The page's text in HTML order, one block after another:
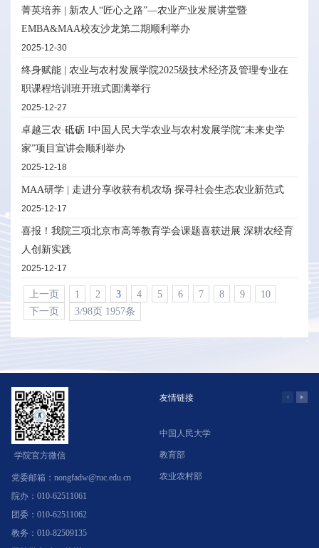
菁英培养 | 新农人“匠心之路”—农业产业发展讲堂暨
EMBA&MAA校友沙龙第二期顺利举办
2025-12-30
终身赋能 | 农业与农村发展学院2025级技术经济及管理专业在
职课程培训班开班式圆满举行
2025-12-27
卓越三农·砥砺 I中国人民大学农业与农村发展学院“未来史学
家”项目宣讲会顺利举办
2025-12-18
MAA研学 | 走进分享收获有机农场 探寻社会生态农业新范式
2025-12-17
喜报！我院三项北京市高等教育学会课题喜获进展 深耕农经育
人创新实践
2025-12-17
上一页 1 2 3 4 5 6 7 8 9
10
下一页
3/98页 1957条
学院官方微信
党委邮箱：nongfadw@ruc.edu.cn
院办：010-62511061
团委：010-62511062
教务：010-82509135
友情链接
中国人民大学
教育部
农业农村部